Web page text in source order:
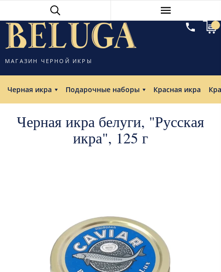
МАГАЗИН ЧЕРНОЙ ИКРЫ
Черная икра Подарочные наборы Красная икра
Черная икра белуги, "Русская
икра", 125 г